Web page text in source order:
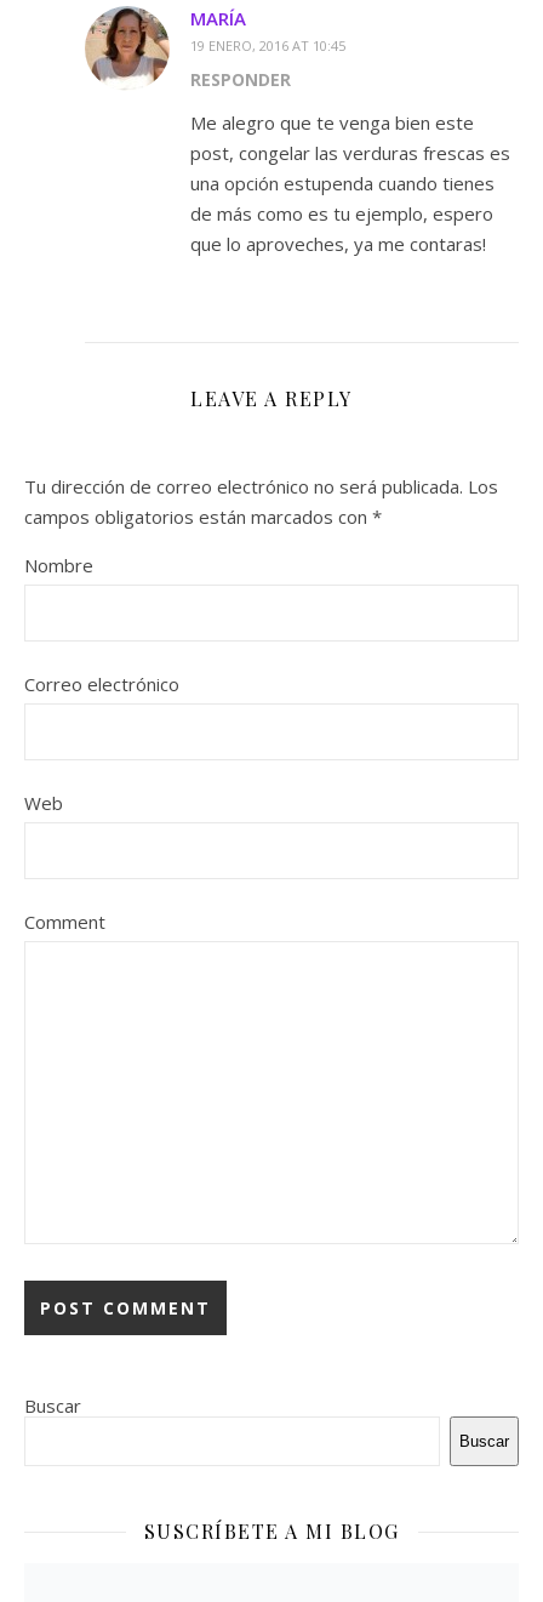
MARÍA
19 ENERO, 2016 AT 10:45
RESPONDER
Me alegro que te venga bien este
post, congelar las verduras frescas es
una opción estupenda cuando tienes
de más como es tu ejemplo, espero
que lo aproveches, ya me contaras!
LEAVE A REPLY
Tu dirección de correo electrónico no será publicada. Los
campos obligatorios están marcados con *
Nombre
Correo electrónico
Web
Comment
Buscar
Buscar
SUSCRÍBETE A MI BLOG